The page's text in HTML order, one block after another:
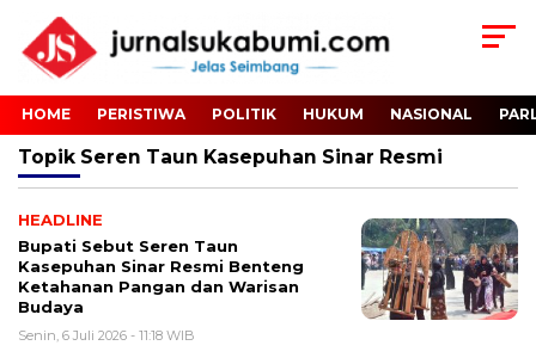
HOME PERISTIWA POLITIK HUKUM NASIONAL
Topik Seren Taun Kasepuhan Sinar Resmi
HEADLINE
Bupati Sebut Seren Taun
Kasepuhan Sinar Resmi Benteng
Ketahanan Pangan dan Warisan
Budaya
Senin, 6 Juli 2026 - 11:18 WIB